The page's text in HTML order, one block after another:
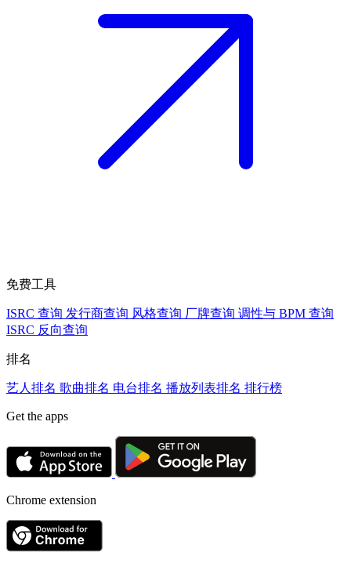
免费工具
ISRC 查询 发行商查询 风格查询 厂牌查询 调性与 BPM 查询
ISRC 反向查询
排名
艺人排名 歌曲排名 电台排名 播放列表排名 排行榜
Get the apps
Chrome extension